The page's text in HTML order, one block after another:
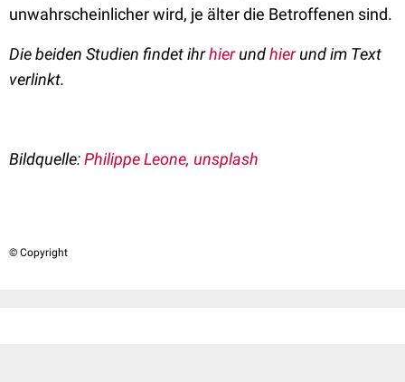
unwahrscheinlicher wird, je älter die Betroffenen sind.
Die beiden Studien findet ihrhierundhierund im Text
verlinkt.
Bildquelle:Philippe Leone, unsplash
© Copyright